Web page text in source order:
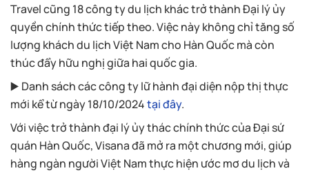
Travel cũng 18 công ty du lịch khác trở thành Đại lý ủy
quyền chính thức tiếp theo. Việc này không chỉ tăng số
lượng khách du lịch Việt Nam cho Hàn Quốc mà còn
thúc đẩy hữu nghị giữa hai quốc gia.
▶️ Danh sách các công ty lữ hành đại diện nộp thị thực
mới kể từ ngày 18/10/2024tại đây.
Với việc trở thành đại lý ủy thác chính thức của Đại sứ
quán Hàn Quốc, Visana đã mở ra một chương mới, giúp
hàng ngàn người Việt Nam thực hiện ước mơ du lịch và